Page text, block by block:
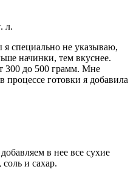
л.
специально не указываю,
начинки, тем вкуснее.
300 до 500 грамм. Мне
процессе готовки я добавила
в нее все сухие
и сахар.